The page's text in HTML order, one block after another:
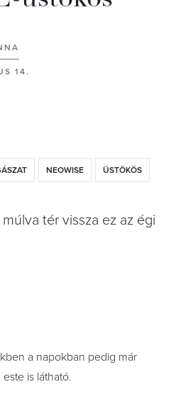
14.
NEOWISE ÜSTÖKÖS
tér vissza ez az égi
a napokban pedig már
is látható.